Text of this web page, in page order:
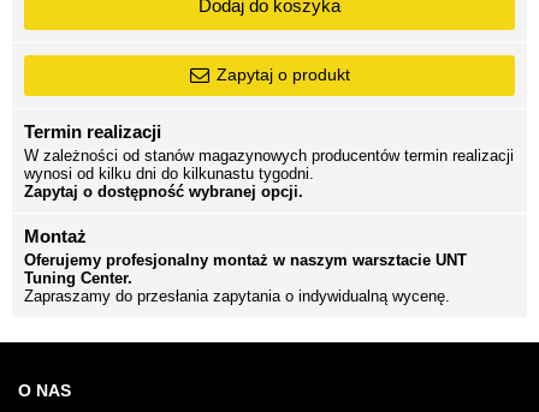
Dodaj do koszyka
Zapytaj o produkt
Termin realizacji
W zależności od stanów magazynowych producentów termin realizacji
wynosi od kilku dni do kilkunastu tygodni.
Zapytaj o dostępność wybranej opcji.
Montaż
Oferujemy profesjonalny montaż w naszym warsztacie UNT
Tuning Center.
Zapraszamy do przesłania zapytania o indywidualną wycenę.
O NAS